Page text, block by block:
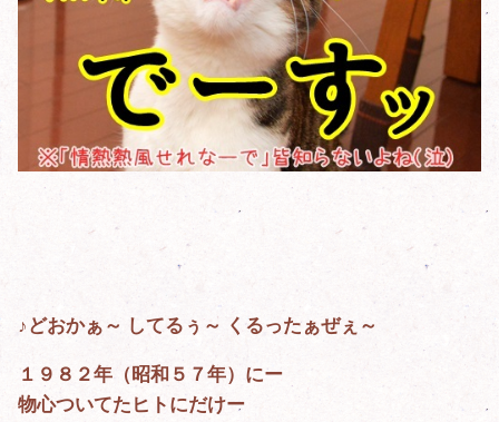
♪どおかぁ～ してるぅ～ くるったぁぜぇ～
１９８２年（昭和５７年）にー
物心ついてたヒトにだけー